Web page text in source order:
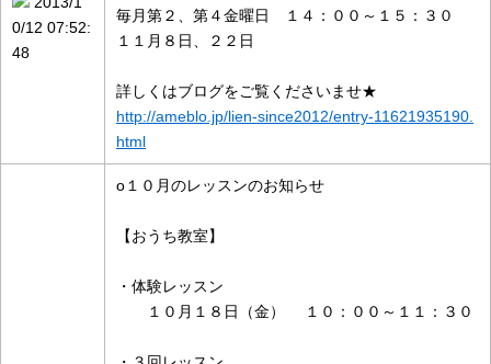
0/12 07:52:
48
毎月第２、第４金曜日 １４：００～１５：３０
１１月８日、２２日
詳しくはブログをご覧くださいませ★
http://ameblo.jp/lien-since2012/entry-11621935190.
html
ο１０月のレッスンのお知らせ
【おうち教室】
・体験レッスン
１０月１８日（金） １０：００～１１：３０